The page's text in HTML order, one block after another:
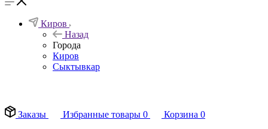
Киров
Назад
Города
Киров
Сыктывкар
Заказы
Избранные товары 0 Корзина 0